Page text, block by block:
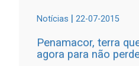
Notícias | 22-07-2015
Penamacor, terra
agora para não